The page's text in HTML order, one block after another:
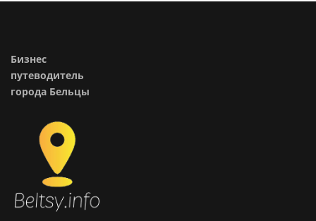
Бизнес
путеводитель
города Бельцы